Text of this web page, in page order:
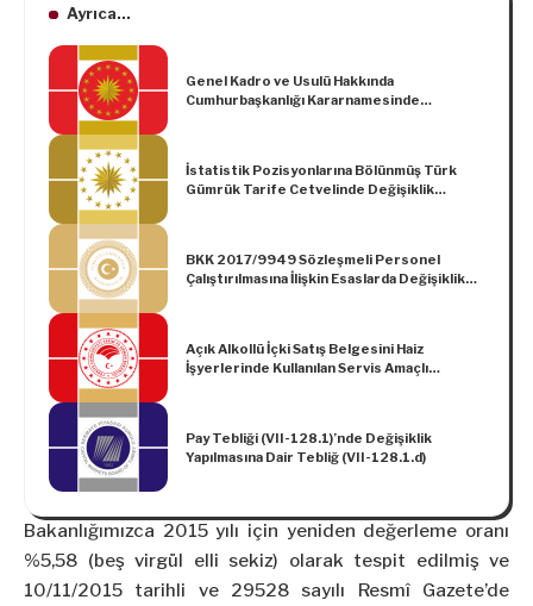
Ayrıca...
Genel Kadro ve Usulü Hakkında
Cumhurbaşkanlığı Kararnamesinde
İstatistik Pozisyonlarına Bölünmüş Türk
Gümrük Tarife Cetvelinde Değişiklik
BKK 2017/9949 Sözleşmeli Personel
Çalıştırılmasına İlişkin Esaslarda Değişiklik
Açık Alkollü İçki Satış Belgesini Haiz
İşyerlerinde Kullanılan Servis Amaçlı
Pay Tebliği (VII-128.1)’nde Değişiklik
Yapılmasına Dair Tebliğ (VII-128.1.d)
Bakanlığımızca 2015 yılı için yeniden değerleme oranı
%5,58 (beş virgül elli sekiz) olarak tespit edilmiş ve
10/11/2015 tarihli ve 29528 sayılı Resmî Gazete’de